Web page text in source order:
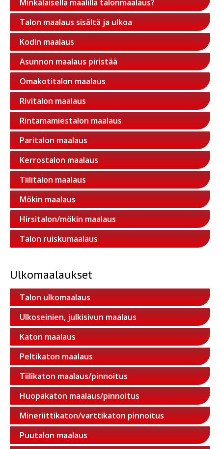
Minkälaisella maalilla talonmaalaus?
Talon maalaus sisältä ja ulkoa
Kodin maalaus
Asunnon maalaus piristää
Omakotitalon maalaus
Rivitalon maalaus
Rintamamiestalon maalaus
Paritalon maalaus
Kerrostalon maalaus
Tiilitalon maalaus
Mökin maalaus
Hirsitalon/mökin maalaus
Talon ruiskumaalaus
Ulkomaalaukset
Talon ulkomaalaus
Ulkoseinien, julkisivun maalaus
Katon maalaus
Peltikaton maalaus
Tiilikaton maalaus/pinnoitus
Huopakaton maalaus/pinnoitus
Mineriittikaton/varttikaton pinnoitus
Puutalon maalaus